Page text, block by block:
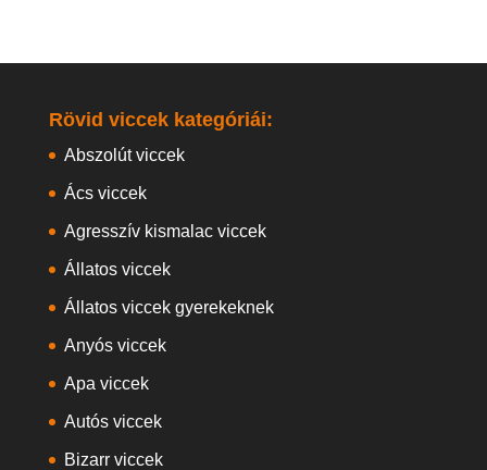
Rövid viccek kategóriái:
Abszolút viccek
Ács viccek
Agresszív kismalac viccek
Állatos viccek
Állatos viccek gyerekeknek
Anyós viccek
Apa viccek
Autós viccek
Bizarr viccek